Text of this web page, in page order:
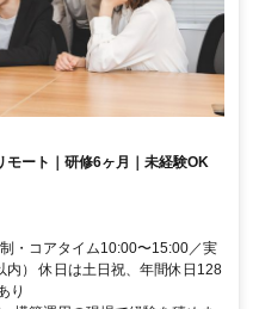
モート｜研修6ヶ月｜未経験OK
・コアタイム10:00〜15:00／実
） 休日は土日祝、年間休日128
り